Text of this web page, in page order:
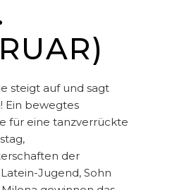
steigt auf und sagt
Ein bewegtes
für eine tanzverrückte
der
Jugend, Sohn